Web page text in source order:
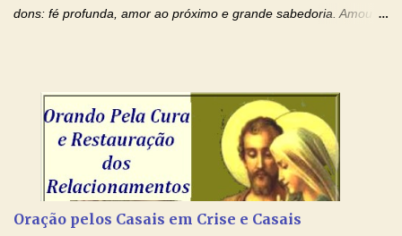
dons: fé profunda, amor ao próximo e grande sabedoria. Amou a
Senhor Jesus Cristo, vosso Filho, na unidade do Espírito Santo.
Amém. Novena a Nhá Chica (Oração para obter os favores
celestiais através da intercessão da Serva de Deus Nhá Chica)
(Rezar durante nove dias seguidos ou intercalados) Nhá Chica,
recorro a vós como intercessora entre a Bondade Divina e as
necessidades humanas. Peço-vos, como favor espiritual, que
entregueis nas mãos do Santíssimo o meu pedido urgente (Fazer
Oração pelos Casais em Crise e Casais